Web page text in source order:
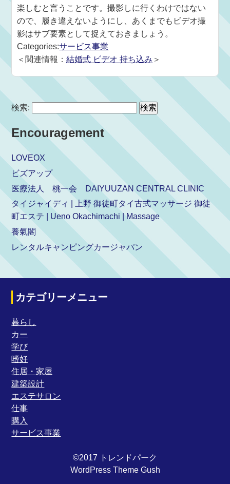
楽しむと言うことです。撮影しに行くわけではない
ので、履き違えないようにし、あくまでもビデオ撮
影はサブ要素として捉えておきましょう。
Categories:サービス事業
＜関連情報：結婚式 ビデオ 持ち込み ＞
検索:
Encouragement
LOVEOX
ビズアップ
医療法人 桃一会 DAIYUUZAN CENTRAL CLINIC
タイジャイディ | 上野 御徒町タイ古式マッサージ 御徒
町エステ | Ueno Okachimachi | Massage
養氣閣
レンタルキャンピングカージャパン
カテゴリーメニュー
暮らし
カー
学び
嗜好
住居・家屋
建築設計
エステサロン
仕事
購入
サービス事業
©2017 トレンドパーク
WordPress Theme Gush